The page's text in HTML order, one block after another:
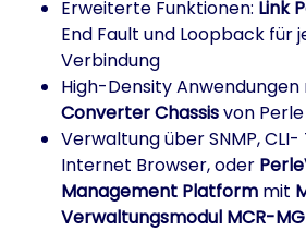
Erweiterte Funktionen: Link
End Fault und Loopback für
Verbindung
High-Density Anwendungen
Converter Chassisvon Perle
Verwaltung über SNMP, CLI-
Internet Browser, oder
Management Platform mit
Verwaltungsmodul MCR-